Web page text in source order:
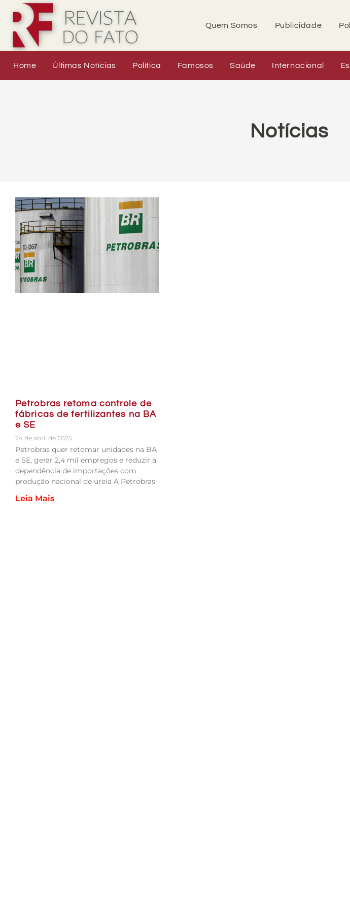
Quem Somos Publicidade
Home Últimas Notícias Política Famosos Saúde Internacional
Notícias
Petrobras retoma controle de
fábricas de fertilizantes na BA
e SE
24 de abril de 2025
Petrobras quer retomar unidades na BA
e SE, gerar 2,4 mil empregos e reduzir a
dependência de importações com
produção nacional de ureia A Petrobras
Leia Mais